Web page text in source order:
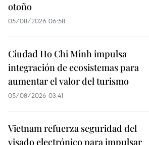
otoño
05/08/2026 06:58
Ciudad Ho Chi Minh impulsa
integración de ecosistemas para
aumentar el valor del turismo
05/08/2026 03:41
Vietnam refuerza seguridad del
visado electrónico para impulsar